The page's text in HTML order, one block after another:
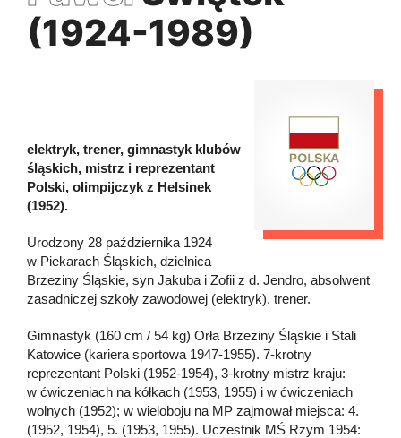
(1924-1989)
elektryk, trener, gimnastyk klubów
śląskich, mistrz i reprezentant
Polski, olimpijczyk z Helsinek
(1952).
Urodzony 28 października 1924
w Piekarach Śląskich, dzielnica
Brzeziny Śląskie, syn Jakuba i Zofii z d. Jendro, absolwent
zasadniczej szkoły zawodowej (elektryk), trener.
Gimnastyk (160 cm / 54 kg) Orła Brzeziny Śląskie i Stali
Katowice (kariera sportowa 1947-1955). 7-krotny
reprezentant Polski (1952-1954), 3-krotny mistrz kraju:
w ćwiczeniach na kółkach (1953, 1955) i w ćwiczeniach
wolnych (1952); w wieloboju na MP zajmował miejsca: 4.
(1952, 1954), 5. (1953, 1955). Uczestnik MŚ Rzym 1954: